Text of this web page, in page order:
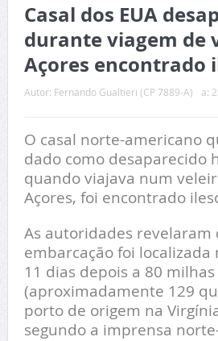
Casal dos EUA
durante viagem de
Açores encontrado
Autor: Fernando Gualtieri (CP 7889-A) a:
O casal norte-americano
dado como desaparecido
quando viajava num
Açores, foi encontrado
As autoridades revelaram
embarcação foi localizada
11 dias depois a 80 milhas
(aproximadamente 129
porto de origem na
segundo a imprensa